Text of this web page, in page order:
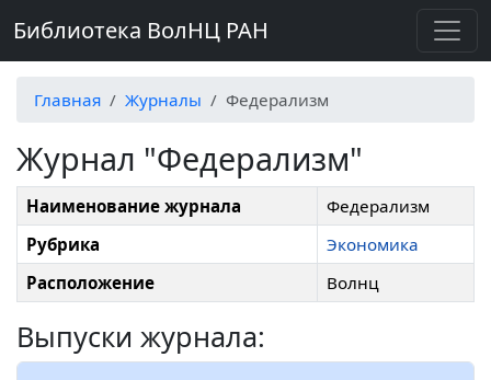
Библиотека ВолНЦ РАН
Главная Журналы Федерализм
Журнал "Федерализм"
Наименование журнала
Федерализм
Рубрика
Экономика
Расположение
Волнц
Выпуски журнала: